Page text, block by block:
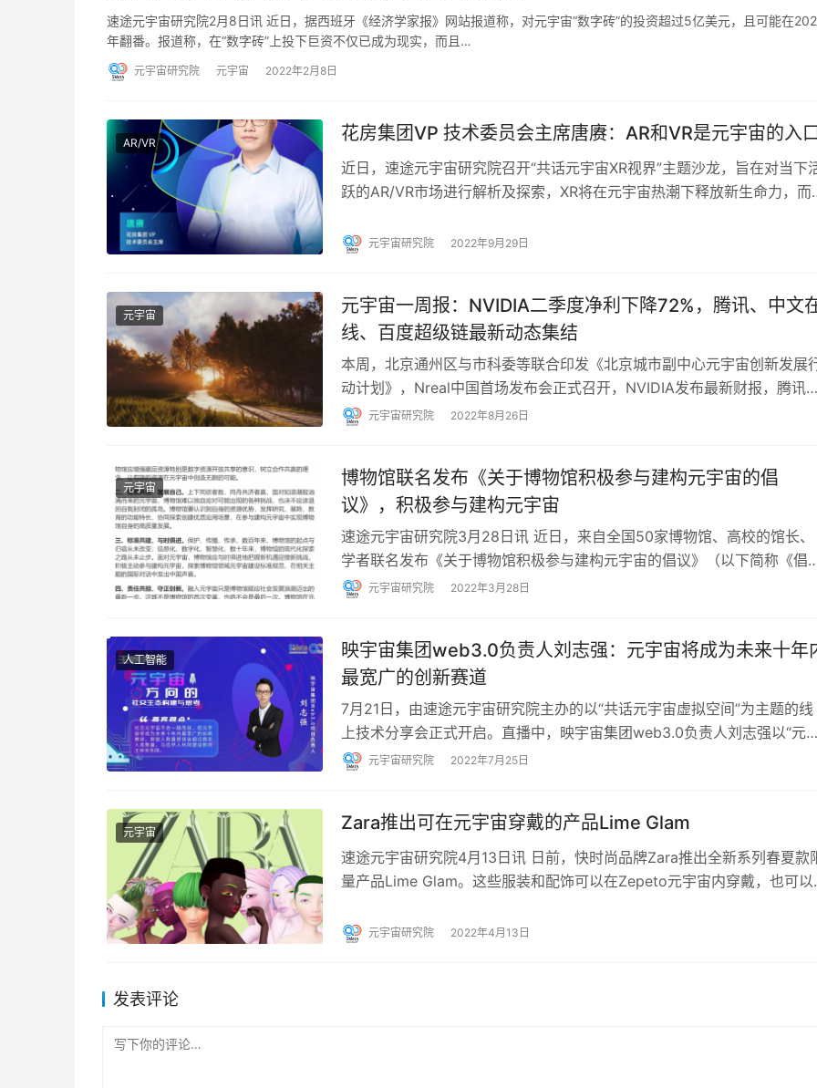
速途元宇宙研究院2月8日讯 近日，据西班牙《经济学家报》网站报道称，对元宇宙“数字砖”的投资超过5亿美元，且可能在
年翻番。报道称，在“数字砖”上投下巨资不仅已成为现实，而且…
元宇宙研究院 元宇宙 2022年2月8日
AR/VR 花房集团VP 技术委员会主席唐赓：AR和VR是元宇宙的入
近日，速途元宇宙研究院召开“共话元宇宙XR视界”主题沙龙，旨在对当下
跃的AR/VR市场进行解析及探索，XR将在元宇宙热潮下释放新生命力，而
元宇宙研究院 2022年9月29日
元宇宙
元宇宙一周报：NVIDIA二季度净利下降72%，腾讯、中文
线、百度超级链最新动态集结
本周，北京通州区与市科委等联合印发《北京城市副中心元宇宙创新发展
动计划》，Nreal中国首场发布会正式召开，NVIDIA发布最新财报，腾讯
中文在线、百度超级链、ibox最新动态…
元宇宙研究院 2022年8月26日
元宇宙
博物馆联名发布《关于博物馆积极参与建构元宇宙的倡
议》，积极参与建构元宇宙
速途元宇宙研究院3月28日讯 近日，来自全国50家博物馆、高校的馆长、
学者联名发布《关于博物馆积极参与建构元宇宙的倡议》（以下简称《倡
议》），呼吁博物馆顺应时代发展，发挥自身优势，…
元宇宙研究院 2022年3月28日
人工智能
映宇宙集团web3.0负责人刘志强：元宇宙将成为未来十年
最宽广的创新赛道
7月21日，由速途元宇宙研究院主办的以“共话元宇宙虚拟空间”为主题的线
上技术分享会正式开启。直播中，映宇宙集团web3.0负责人刘志强以“元
宙方向的社交生态构建与思考”为主题进行…
元宇宙研究院 2022年7月25日
元宇宙 Zara推出可在元宇宙穿戴的产品Lime Glam
速途元宇宙研究院4月13日讯 日前，快时尚品牌Zara推出全新系列春夏款
量产品Lime Glam。这些服装和配饰可以在Zepeto元宇宙内穿戴，也可以
元宇宙研究院 2022年4月13日
发表评论